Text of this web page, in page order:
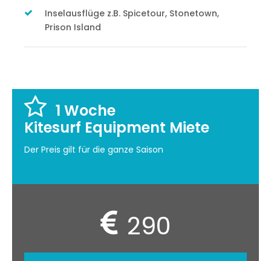
Inselausflüge z.B. Spicetour, Stonetown,
Prison Island
1 Woche
Kitesurf Equipment Miete
Der Preis gilt für die ganze Saison
290